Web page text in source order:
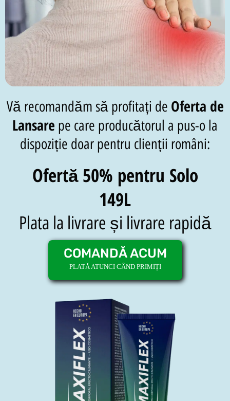
Vă recomandăm să profitați de Oferta de
Lansare pe care producătorul a pus-o la
dispoziție doar pentru clienții români:
Ofertă 50% pentru Solo
149L
Plata la livrare și livrare rapidă
COMANDĂ ACUM
PLATĂ ATUNCI CÂND PRIMIȚI